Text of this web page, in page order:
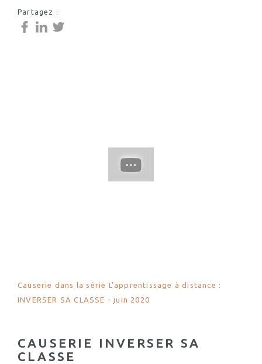
Partagez :
Causerie dans la série L’apprentissage à distance :
INVERSER SA CLASSE - juin 2020
CAUSERIE INVERSER SA
CLASSE